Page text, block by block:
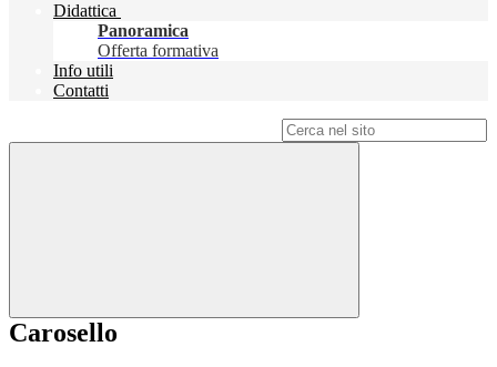
Didattica
Panoramica
Offerta formativa
Info utili
Contatti
Carosello